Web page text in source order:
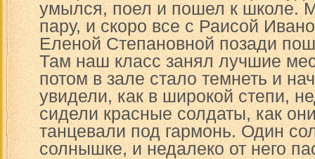
умылся, поел и пошел к школе.
пару, и скоро все с Раисой
Еленой Степановной позади
Там наш класс занял лучшие
потом в зале стало темнеть и
увидели, как в широкой степи,
сидели красные солдаты, как
танцевали под гармонь. Один
солнышке, и недалеко от него